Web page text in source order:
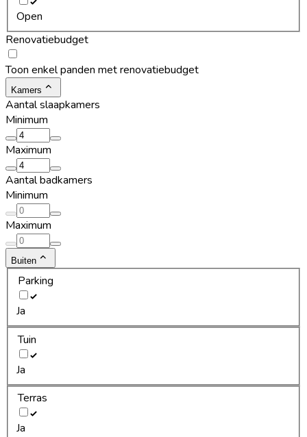
Open
Renovatiebudget
Toon enkel panden met renovatiebudget
Kamers
Aantal slaapkamers
Minimum
Maximum
Aantal badkamers
Minimum
Maximum
Buiten
Parking
Ja
Tuin
Ja
Terras
Ja